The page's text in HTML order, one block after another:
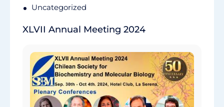
Uncategorized
XLVII Annual Meeting 2024